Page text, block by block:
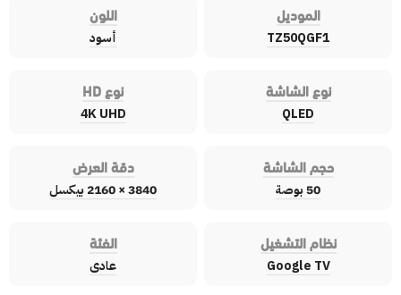
الموديل
TZ50QGF1
اللون
أسود
نوع الشاشة
QLED
نوع HD
4K UHD
حجم الشاشة
50 بوصة
دقة العرض
3840 × 2160 بيكسل
نظام التشغيل
Google TV
الفئة
عادى